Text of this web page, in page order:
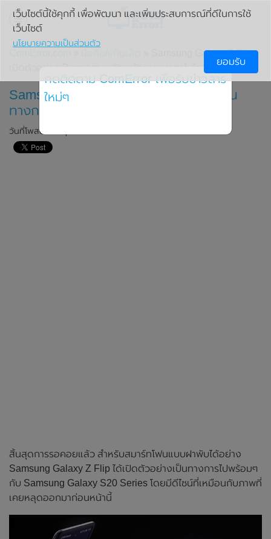
» Samsung Galaxy Z Flip
Samsung Galaxy Z Flip เปิดตัวอย่างเป็น
ทางการแล้ว พร้อมเผยราคาในไทย
วันที่โพสต์: 13 กุมภาพันธ์ 2020
สิ้นสุดการรอคอยแล้ว สำหรับสมาร์ทโฟนแบบฝาพับได้อย่าง
Samsung Galaxy Z Flip ได้เปิดตัวอย่างเป็นทางการไปพร้อมๆ
กับ Samsung Galaxy S20 Series โดยมีดีไซน์ที่เหมือนกับภาพที่
เคยหลุดออกมาก่อนหน้านี้
เว็บไซต์นี้ใช้คุกกี้ เพื่อพัฒนา และเพิ่มประสบการณ์ที่ดีในการใช้
เว็บไซต์
นโยบายความเป็นส่วนตัว
ยอมรับ
กดติดตาม ComError เพื่อรับข่าวสาร
ใหม่ๆ